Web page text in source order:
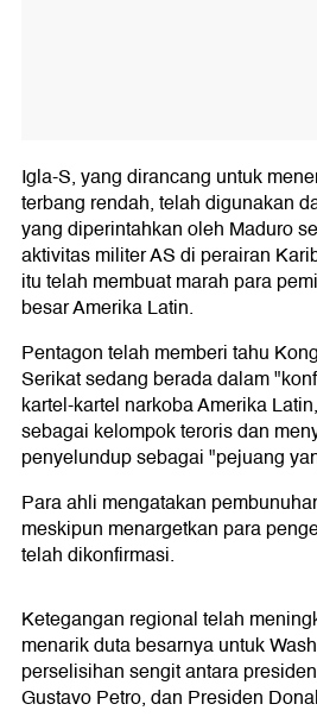
Igla-S, yang dirancang untuk
terbang rendah, telah digunakan
yang diperintahkan oleh Maduro
aktivitas militer AS di perairan
itu telah membuat marah para
besar Amerika Latin.
Pentagon telah memberi tahu
Serikat sedang berada dalam
kartel-kartel narkoba Amerika
sebagai kelompok teroris dan
penyelundup sebagai "pejuang
Para ahli mengatakan
meskipun menargetkan para
telah dikonfirmasi.
Ketegangan regional telah
menarik duta besarnya untuk
perselisihan sengit antara
Gustavo Petro, dan Presiden